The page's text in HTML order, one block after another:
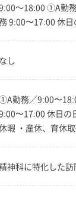
～18:00 ①A勤
9:00〜17:00 休
なし
勤務／9:00〜
〜17:00 休日の
暇 ・産休、育休
神科に特化した